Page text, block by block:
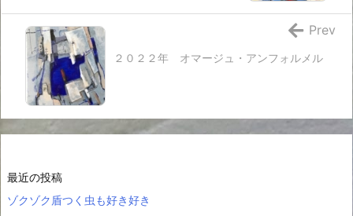
２０２２年 オマージュ・アンフォルメル
Prev
最近の投稿
ゾクゾク盾つく虫も好き好き